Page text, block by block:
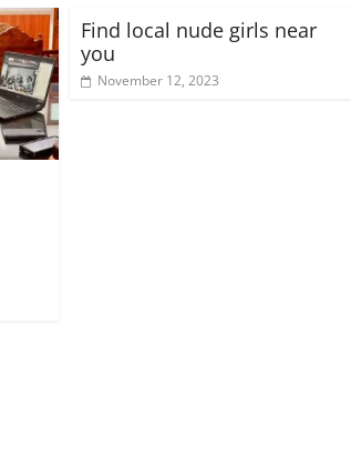
Find local nude girls near
you
November 12, 2023